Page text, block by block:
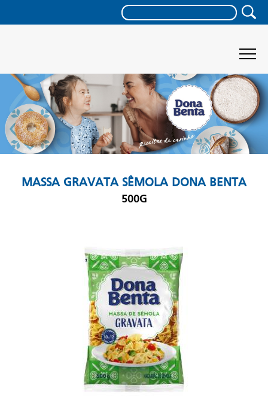
MASSA GRAVATA SÊMOLA DONA BENTA
500G